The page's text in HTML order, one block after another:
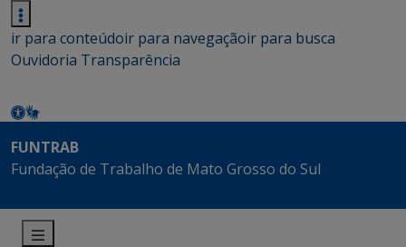
ir para conteúdoir para navegaçãoir para busca
Ouvidoria Transparência
FUNTRAB
Fundação de Trabalho de Mato Grosso do Sul